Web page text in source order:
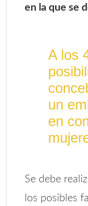
en la que se
A los
un
en
Se debe
los posibles